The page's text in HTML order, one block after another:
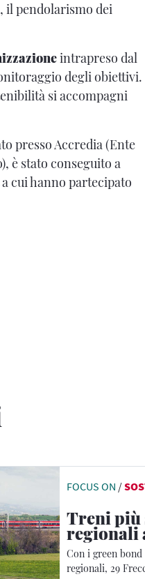
il pendolarismo dei
intrapreso dal
degli obiettivi.
si accompagni
presso Accredia (Ente
è stato conseguito a
cui hanno partecipato
FOCUS ON /
Treni più
regionali
Con i green
regionali, 29